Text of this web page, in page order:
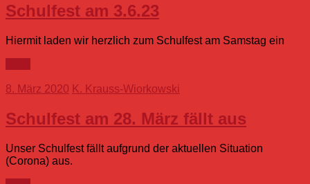
Schulfest am 3.6.23
Hiermit laden wir herzlich zum Schulfest am Samstag ein
8. März 2020 K. Krauss-Wiorkowski
Schulfest am 28. März fällt aus
Unser Schulfest fällt aufgrund der aktuellen Situation
(Corona) aus.